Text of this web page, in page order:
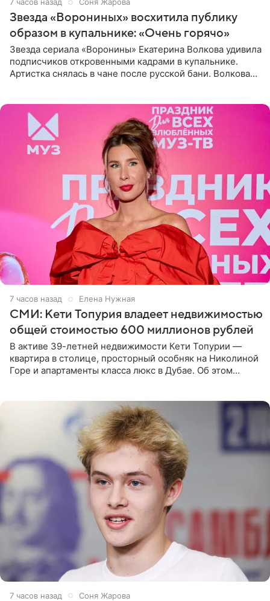
7 часов назад Соня Жарова
Звезда «Ворониных» восхитила публику
образом в купальнике: «Очень горячо»
Звезда сериала «Воронины» Екатерина Волкова удивила
подписчиков откровенными кадрами в купальнике.
Артистка снялась в чане после русской бани. Волкова
7 часов назад Елена Нужная
СМИ: Кети Топурия владеет недвижимостью
общей стоимостью 600 миллионов рублей
В активе 39-летней недвижимости Кети Топурии —
квартира в столице, просторный особняк на Николиной
Горе и апартаменты класса люкс в Дубае. Об этом
7 часов назад Соня Жарова